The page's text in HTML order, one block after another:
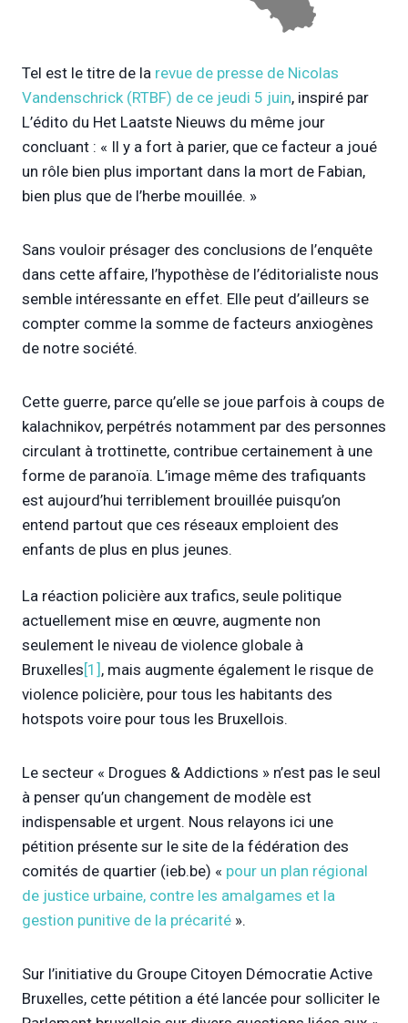
Tel est le titre de la revue de presse de Nicolas
Vandenschrick (RTBF) de ce jeudi 5 juin, inspiré par
L’édito du Het Laatste Nieuws du même jour
concluant : « Il y a fort à parier, que ce facteur a joué
un rôle bien plus important dans la mort de Fabian,
bien plus que de l’herbe mouillée. »
Sans vouloir présager des conclusions de l’enquête
dans cette affaire, l’hypothèse de l’éditorialiste nous
semble intéressante en effet. Elle peut d’ailleurs se
compter comme la somme de facteurs anxiogènes
de notre société.
Cette guerre, parce qu’elle se joue parfois à coups de
kalachnikov, perpétrés notamment par des personnes
circulant à trottinette, contribue certainement à une
forme de paranoïa. L’image même des trafiquants
est aujourd’hui terriblement brouillée puisqu’on
entend partout que ces réseaux emploient des
enfants de plus en plus jeunes.
La réaction policière aux trafics, seule politique
actuellement mise en œuvre, augmente non
seulement le niveau de violence globale à
Bruxelles[1] , mais augmente également le risque de
violence policière, pour tous les habitants des
hotspots voire pour tous les Bruxellois.
Le secteur « Drogues & Addictions » n’est pas le seul
à penser qu’un changement de modèle est
indispensable et urgent. Nous relayons ici une
pétition présente sur le site de la fédération des
comités de quartier (ieb.be) « pour un plan régional
de justice urbaine, contre les amalgames et la
gestion punitive de la précarité ».
Sur l’initiative du Groupe Citoyen Démocratie Active
Bruxelles, cette pétition a été lancée pour solliciter le